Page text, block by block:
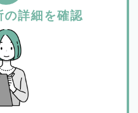
の詳細を確認